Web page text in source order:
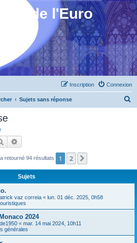
de l'Euro
Connexion
Inscription
Sujets sans réponse
c
Rechercher
retourné 94 résultats 1 2
Sujets
vaz correia « lun. 01 déc. 2025, 0h58
2024
« mar. 14 mai 2024, 10h11
générales